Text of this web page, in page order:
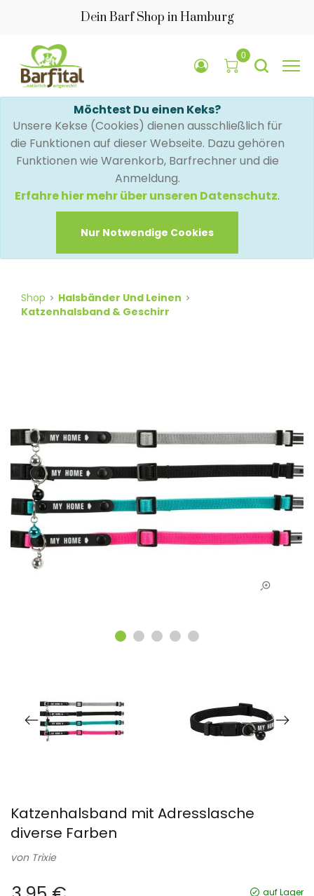
Dein Barf Shop in Hamburg
0
Möchtest Du einen Keks?
Unsere Kekse (Cookies) dienen ausschließlich für
die Funktionen auf dieser Webseite. Dazu gehören
Funktionen wie Warenkorb, Barfrechner und die
Anmeldung.
Erfahre hier mehr über unseren Datenschutz.
Nur Notwendige Cookies
Shop
Halsbänder Und Leinen
Katzenhalsband & Geschirr
Katzenhalsband mit Adresslasche
diverse Farben
von Trixie
auf Lager